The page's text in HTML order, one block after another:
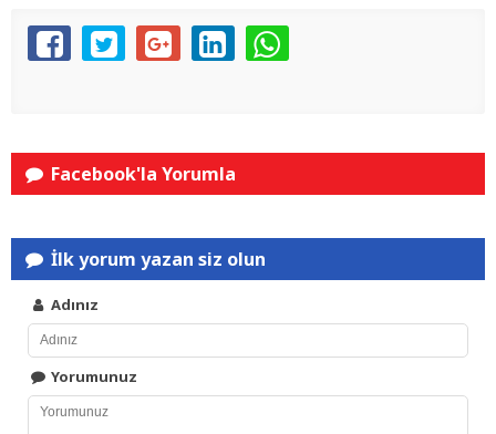
Facebook'la Yorumla
İlk yorum yazan siz olun
Adınız
Yorumunuz